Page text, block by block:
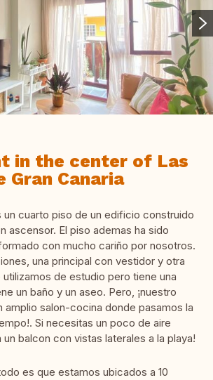
in the center of Las
Gran Canaria
un cuarto piso de un edificio construido
ascensor. El piso ademas ha sido
con mucho cariño por nosotros.
una principal con vestidor y otra
de estudio pero tiene una
un baño y un aseo. Pero, ¡nuestro
amplio salon-cocina donde pasamos la
Si necesitas un poco de aire
un balcon con vistas laterales a la playa!
es que estamos ubicados a 10